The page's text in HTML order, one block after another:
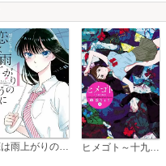
恋は雨上がりのように